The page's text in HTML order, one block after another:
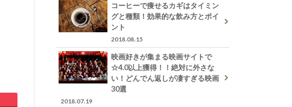
コーヒーで痩せるカギはタイミン
グと種類！効果的な飲み方とポイ
ント
2018.08.15
映画好きが集まる映画サイトで
☆4.0以上獲得！！絶対に外さな
い！どんでん返しが凄すぎる映画
30選
2018.07.19